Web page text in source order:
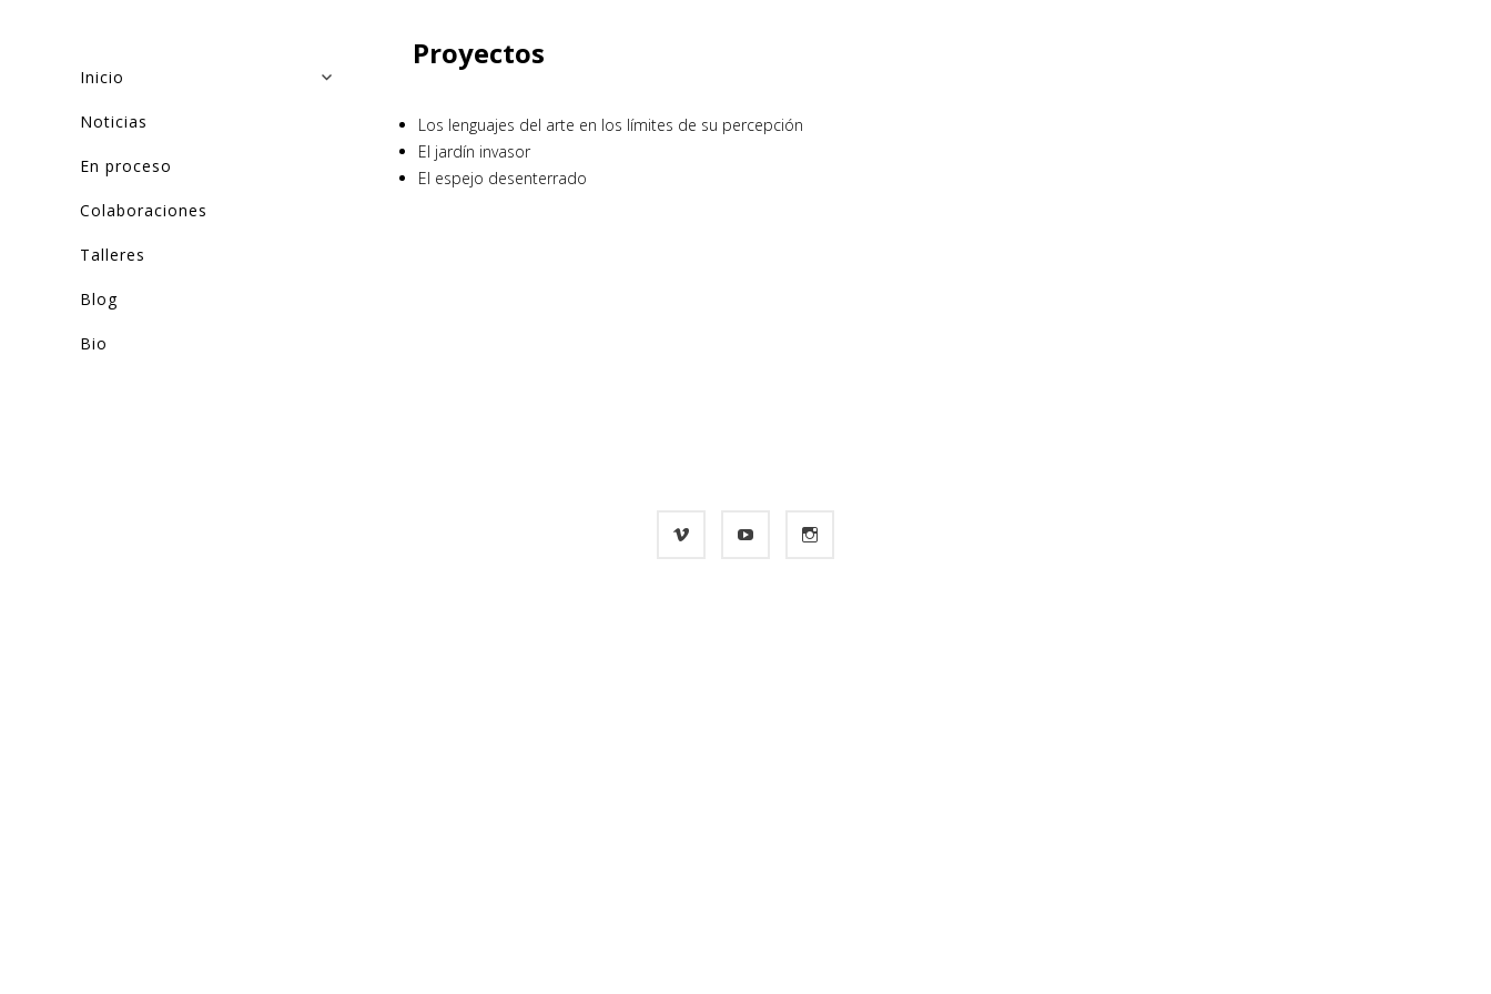
Inicio
Noticias
En proceso
Colaboraciones
Talleres
Blog
Bio
Proyectos
Los lenguajes del arte en los límites de su percepción
El jardín invasor
El espejo desenterrado